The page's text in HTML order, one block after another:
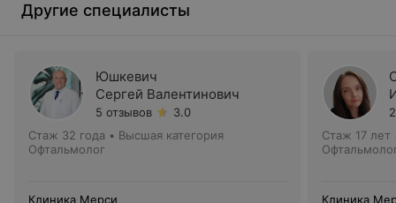
Другие специалисты
Юшкевич
Сергей Валентинович
5 отзывов
3.0
Стаж 32 года • Высшая категория
Офтальмолог
Клиника Мерси
Стаж 17 лет
Клиника